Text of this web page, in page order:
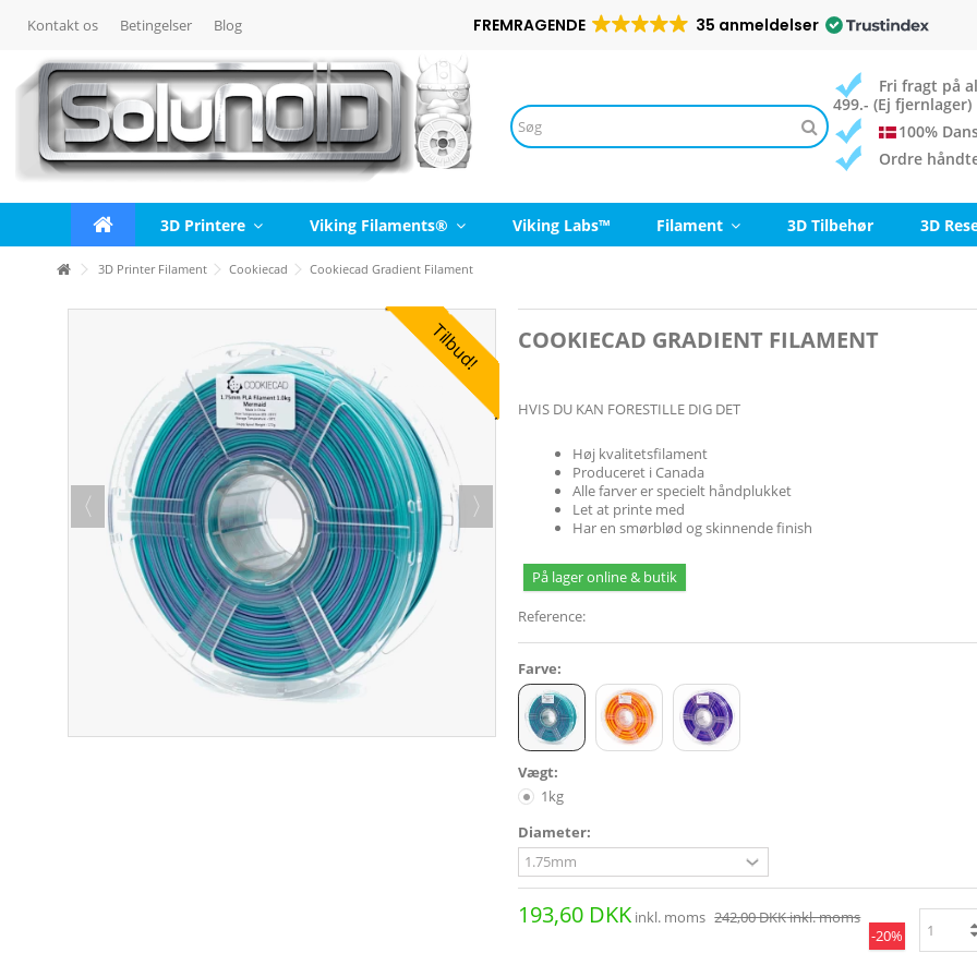
Betingelser Blog
Kontakt os FREMRAGENDE 35 anmeldelser
Fri fragt på
499.- (Ej fjernlager)
100%
Ordre
3D Printere Viking Filaments® Viking Labs™ Filament 3D Tilbehør 3D
3D Printer Filament Cookiecad Cookiecad Gradient Filament
Tilbud! COOKIECAD GRADIENT FILAMENT
HVIS DU KAN FORESTILLE DIG DET
Høj kvalitetsfilament
Produceret i Canada
Alle farver er specielt håndplukket
Let at printe med
Har en smørblød og skinnende finish
På lager online & butik
Reference:
Farve:
Vægt:
1kg
Diameter:
193,60 DKK inkl. moms 242,00 DKKinkl. moms
-20%